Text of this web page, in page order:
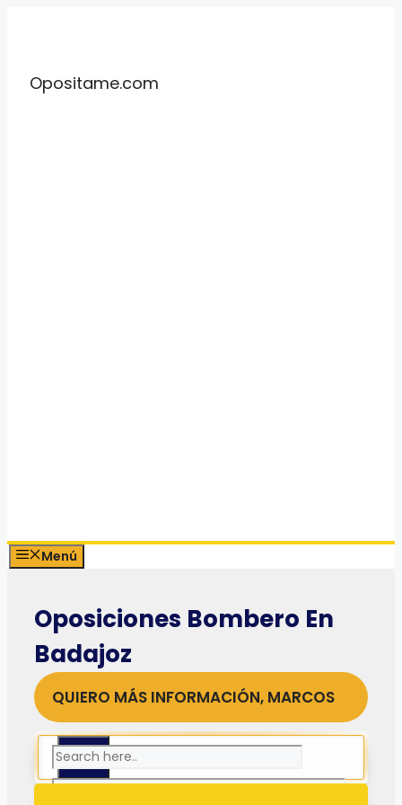
Opositame.com
Menú
Oposiciones Bombero En
Badajoz
QUIERO MÁS INFORMACIÓN, MARCOS